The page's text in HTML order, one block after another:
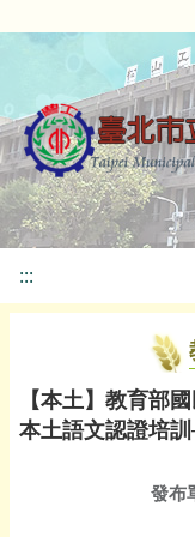
:::
【本土】教育部
本土語文認證培
發布